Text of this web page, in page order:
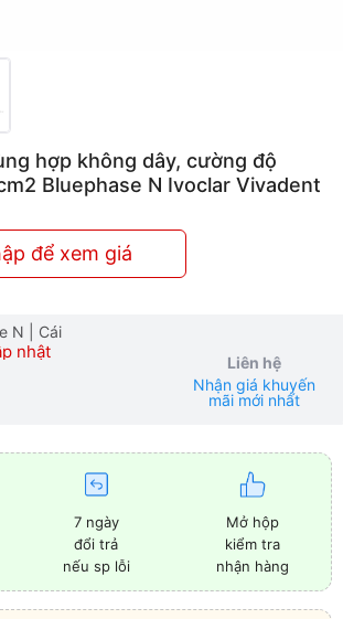
hợp không dây, cường độ
Bluephase N Ivoclar Vivadent
để xem giá
N
| Cái
nhật
Liên hệ
Nhận giá khuyến
mãi mới nhất
7 ngày
đổi trả
nếu sp lỗi
Mở hộp
kiểm tra
nhận hàng